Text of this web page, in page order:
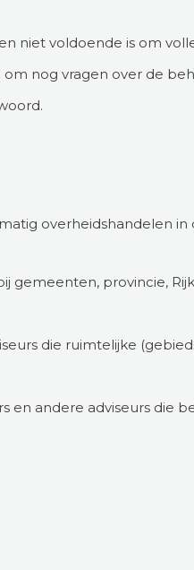
niet voldoende is om
nog vragen over de
overheidshandelen
gemeenten, provincie,
die ruimtelijke
en andere adviseurs die